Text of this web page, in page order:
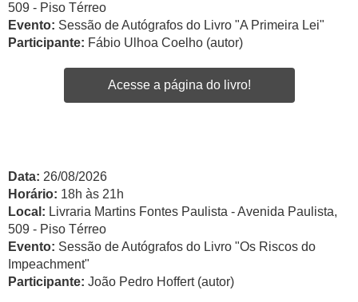
509 - Piso Térreo
Evento: Sessão de Autógrafos do Livro "A Primeira Lei"
Participante: Fábio Ulhoa Coelho (autor)
Acesse a página do livro!
Data: 26/08/2026
Horário: 18h às 21h
Local: Livraria Martins Fontes Paulista - Avenida Paulista,
509 - Piso Térreo
Evento: Sessão de Autógrafos do Livro "Os Riscos do
Impeachment"
Participante: João Pedro Hoffert (autor)